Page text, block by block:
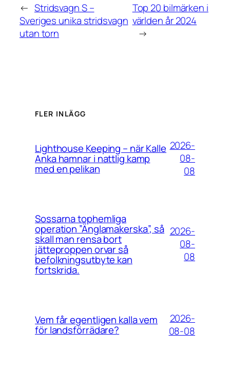
← Stridsvagn S –
Sveriges unika stridsvagn
utan torn
Top 20 bilmärken i
världen år 2024
→
FLER INLÄGG
Lighthouse Keeping – när Kalle
Anka hamnar i nattlig kamp
med en pelikan
2026-
08-
08
Sossarna tophemliga
operation ”Änglamakerska”, så
skall man rensa bort
jätteproppen orvar så
befolkningsutbyte kan
fortskrida.
2026-
08-
08
Vem får egentligen kalla vem
för landsförrädare?
2026-
08-08